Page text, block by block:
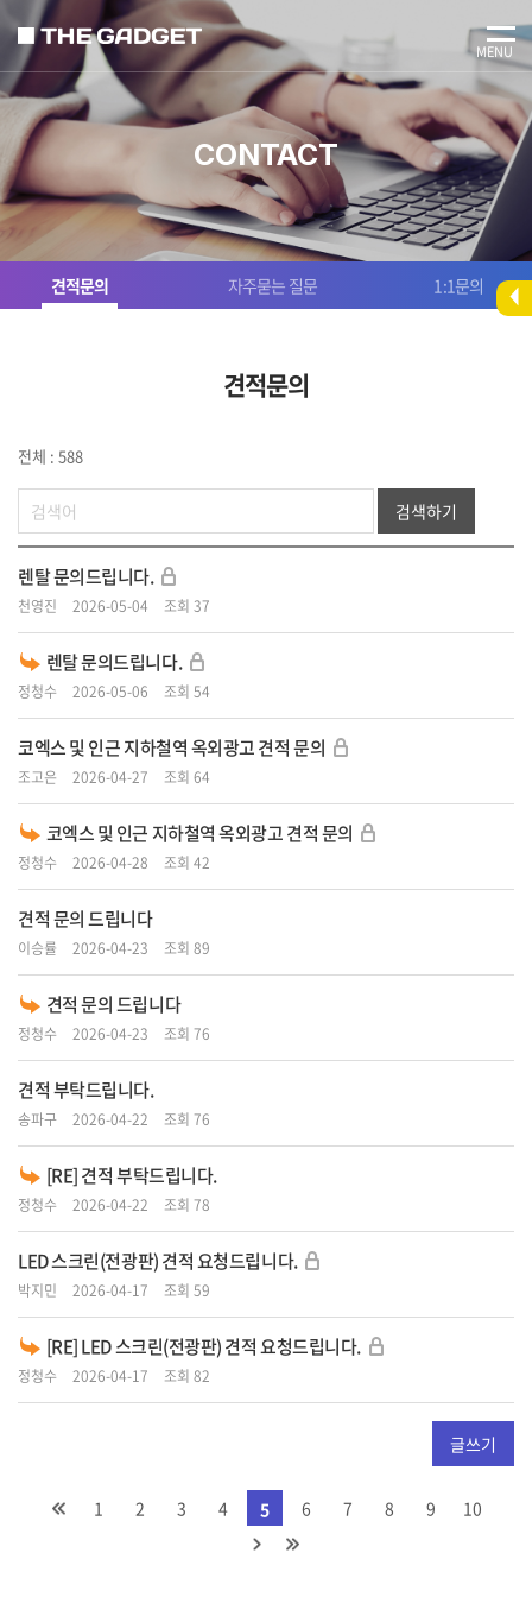
MENU
CONTACT
견적문의 자주묻는 질문 1:1문의
견적문의
전체 : 588
검색하기
렌탈 문의드립니다.
천영진 2026-05-04 조회 37
렌탈 문의드립니다.
정청수 2026-05-06 조회 54
코엑스 및 인근 지하철역 옥외광고 견적 문의
조고은 2026-04-27 조회 64
코엑스 및 인근 지하철역 옥외광고 견적 문의
정청수 2026-04-28 조회 42
견적 문의 드립니다
이승률 2026-04-23 조회 89
견적 문의 드립니다
정청수 2026-04-23 조회 76
견적 부탁드립니다.
송파구 2026-04-22 조회 76
[RE] 견적 부탁드립니다.
정청수 2026-04-22 조회 78
LED 스크린(전광판) 견적 요청드립니다.
박지민 2026-04-17 조회 59
[RE] LED 스크린(전광판) 견적 요청드립니다.
정청수 2026-04-17 조회 82
글쓰기
1 2 3 4 5 6 7 8 9 10